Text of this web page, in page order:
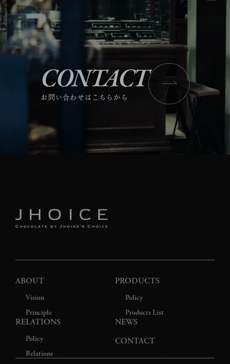
CONTACT
お問い合わせはこちらから
ABOUT
Vision
Principle
PRODUCTS
Policy
Products List
RELATIONS
Policy
Relations
NEWS
CONTACT